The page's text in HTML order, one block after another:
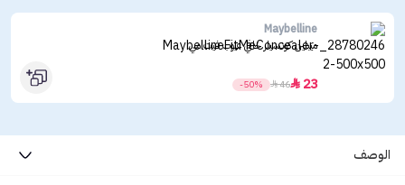
Maybelline
ميبلين كونسيلر خافي عيوب فيت مي
23

46

-50%
الوصف